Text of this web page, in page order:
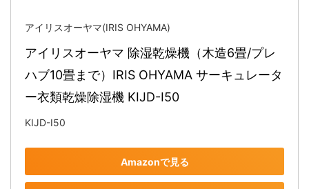
アイリスオーヤマ(IRIS OHYAMA)
アイリスオーヤマ 除湿乾燥機（木造6畳/プレ
ハブ10畳まで）IRIS OHYAMA サーキュレータ
ー衣類乾燥除湿機 KIJD-I50
KIJD-I50
Amazonで見る